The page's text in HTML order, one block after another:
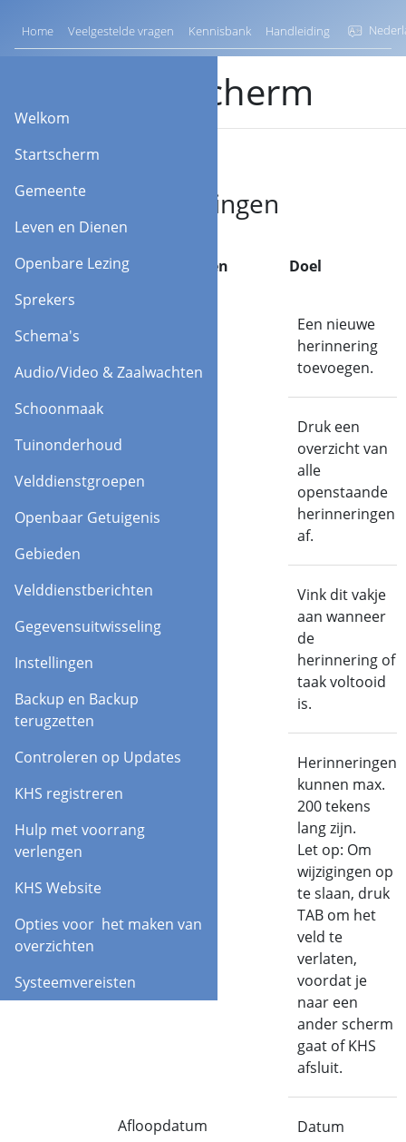
Home Veelgestelde vragen Kennisbank Handleiding
Welkom
Startscherm
Gemeente
Leven en Dienen
Openbare Lezing
Sprekers
Schema's
Audio/Video & Zaalwachten
Schoonmaak
Tuinonderhoud
Velddienstgroepen
Openbaar Getuigenis
Gebieden
Velddienstberichten
Gegevensuitwisseling
Instellingen
Backup en Backup
terugzetten
Controleren op Updates
KHS registreren
Hulp met voorrang
verlengen
KHS Website
Opties voor het maken van
overzichten
Systeemvereisten
Startscherm
Herinneringen
Veld / Knoppen Doel
Een nieuwe
herinnering
toevoegen.
Druk een
overzicht van
alle
openstaande
herinneringen
af.
Vinkvakje
Vink dit vakje
aan wanneer
de
herinnering of
taak voltooid
is.
Herinnering
Herinneringen
kunnen max.
200 tekens
lang zijn.
Let op: Om
wijzigingen op
te slaan, druk
TAB om het
veld te
verlaten,
voordat je
naar een
ander scherm
gaat of KHS
afsluit.
Afloopdatum
Datum